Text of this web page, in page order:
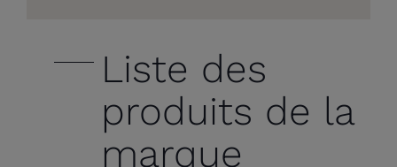
Liste des
produits de la
marque